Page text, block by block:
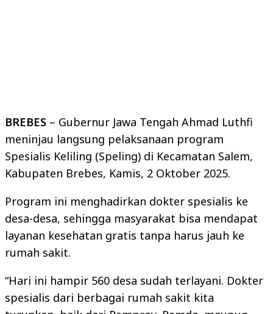
BREBES – Gubernur Jawa Tengah Ahmad Luthfi
meninjau langsung pelaksanaan program
Spesialis Keliling (Speling) di Kecamatan Salem,
Kabupaten Brebes, Kamis, 2 Oktober 2025.
Program ini menghadirkan dokter spesialis ke
desa-desa, sehingga masyarakat bisa mendapat
layanan kesehatan gratis tanpa harus jauh ke
rumah sakit.
“Hari ini hampir 560 desa sudah terlayani. Dokter
spesialis dari berbagai rumah sakit kita